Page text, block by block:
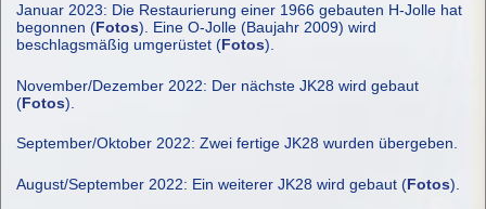
Januar 2023: Die Restaurierung einer 1966 gebauten H-Jolle hat
begonnen (Fotos). Eine O-Jolle (Baujahr 2009) wird
beschlagsmäßig umgerüstet (Fotos).
November/Dezember 2022: Der nächste JK28 wird gebaut
(Fotos).
September/Oktober 2022: Zwei fertige JK28 wurden übergeben.
August/September 2022: Ein weiterer JK28 wird gebaut (Fotos).